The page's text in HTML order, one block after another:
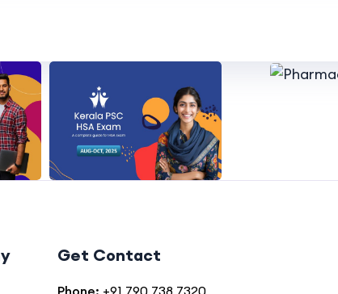
Get Contact
Phone: +91 790 738 7320